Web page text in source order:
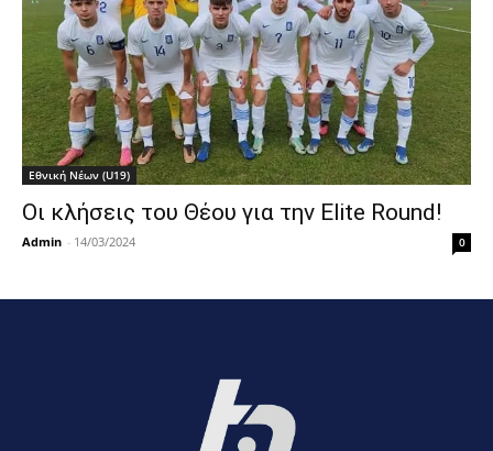
Εθνική Νέων (U19)
Οι κλήσεις του Θέου για την Elite Round!
Admin - 14/03/2024 0